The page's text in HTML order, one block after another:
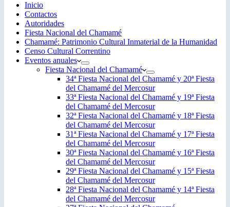
Inicio
Contactos
Autoridades
Fiesta Nacional del Chamamé
Chamamé: Patrimonio Cultural Inmaterial de la Humanidad
Censo Cultural Correntino
Eventos anuales
Fiesta Nacional del Chamamé
34ª Fiesta Nacional del Chamamé y 20ª Fiesta
del Chamamé del Mercosur
33ª Fiesta Nacional del Chamamé y 19ª Fiesta
del Chamamé del Mercosur
32ª Fiesta Nacional del Chamamé y 18ª Fiesta
del Chamamé del Mercosur
31ª Fiesta Nacional del Chamamé y 17ª Fiesta
del Chamamé del Mercosur
30ª Fiesta Nacional del Chamamé y 16ª Fiesta
del Chamamé del Mercosur
29ª Fiesta Nacional del Chamamé y 15ª Fiesta
del Chamamé del Mercosur
28ª Fiesta Nacional del Chamamé y 14ª Fiesta
del Chamamé del Mercosur